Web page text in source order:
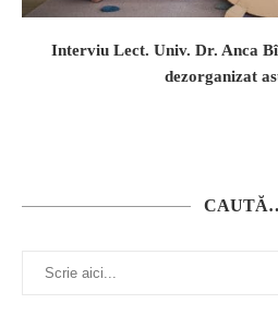
Interviu Lect. Univ. Dr. Anca
dezorganizat